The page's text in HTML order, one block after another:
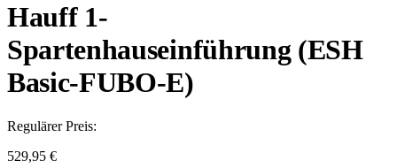
Hauff 1-
Spartenhauseinführung (ESH
Basic-FUBO-E)
Regulärer Preis:
529,95 €